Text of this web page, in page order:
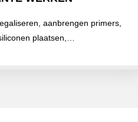
aanbrengen primers,
plaatsen,…